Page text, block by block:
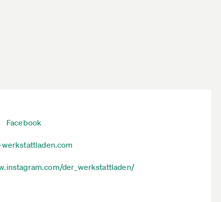
Facebook
der_werkstattladen/